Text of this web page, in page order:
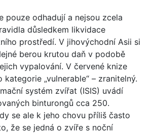
pouze odhadují a nejsou zcela
důsledkem likvidace
prostředí. V jihovýchodní Asii si
berou krutou daň v podobě
vypalování. V červené knize
„vulnerable“ – zranitelný.
systém zvířat (ISIS) uvádí
binturongů cca 250.
se ale k jeho chovu příliš často
že se jedná o zvíře s noční